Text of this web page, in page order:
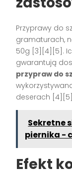
Przyprawy do
gramaturach,
50g [3][4][5].
gwarantują
przypraw do
deserach
Sekretne
piernika -
Efekt